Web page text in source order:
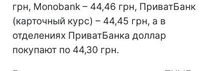
грн, Monobank – 44,46 грн, ПриватБанк
(карточный курс) – 44,45 грн, а в
отделениях ПриватБанка доллар
покупают по 44,30 грн.